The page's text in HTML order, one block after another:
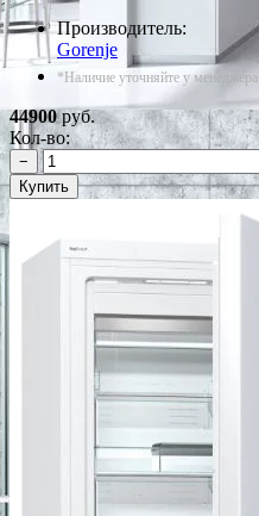
Производитель:
Gorenje
*Наличие уточняйте у менеджера
44900руб.
Кол-во:
−
Купить